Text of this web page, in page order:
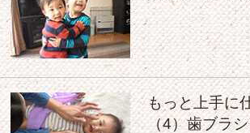
もっと上手に
（4）歯ブラ